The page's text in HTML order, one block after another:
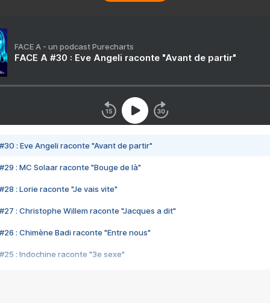
FACE A - un podcast Purecharts
FACE A #30 : Eve Angeli raconte "Avant de partir"
#30 : Eve Angeli raconte "Avant de partir"
#29 : MC Solaar raconte "Bouge de là"
#28 : Lorie raconte "Je vais vite"
#27 : Christophe Willem raconte "Jacques a dit"
#26 : Chimène Badi raconte "Entre nous"
#25 : Indochine raconte "3e sexe"